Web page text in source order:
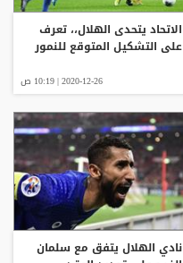
الاتحاد يتحدى الهلال،، تعرف
على التشكيل المتوقع للنمور
2020-12-26 | 10:19 ص
نادي الهلال يتفق مع سلمان